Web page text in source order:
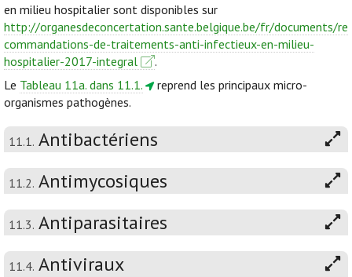
en milieu hospitalier sont disponibles sur
http://organesdeconcertation.sante.belgique.be/fr/documents/re
commandations-de-traitements-anti-infectieux-en-milieu-
hospitalier-2017-integral
.
Le Tableau 11a. dans 11.1.
reprend les principaux micro-
organismes pathogènes.
11.1. Antibactériens
11.2. Antimycosiques
11.3. Antiparasitaires
11.4. Antiviraux